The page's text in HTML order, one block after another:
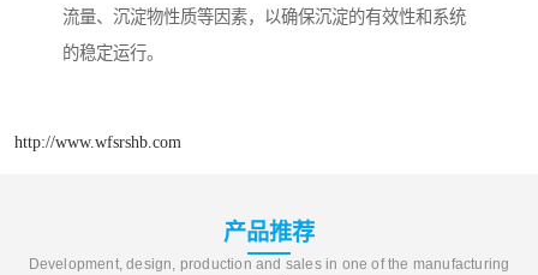
流量、沉淀物性质等因素，以确保沉淀的有效性和系统
的稳定运行。
http://www.wfsrshb.com
产品推荐
Development, design, production and sales in one of the manufacturing